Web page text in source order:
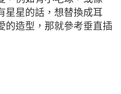
星星的話，想替換成耳
的造型，那就參考垂直插